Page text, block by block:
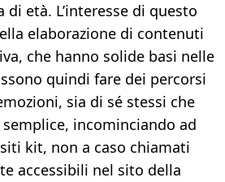
età. L’interesse di questo
elaborazione di contenuti
che hanno solide basi nelle
quindi fare dei percorsi
sia di sé stessi che
incominciando ad
kit, non a caso chiamati
accessibili nel sito della